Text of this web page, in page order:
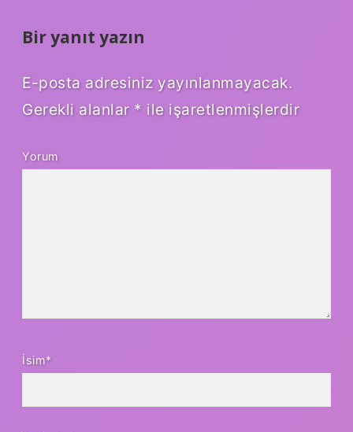
Bir yanıt yazın
E-posta adresiniz yayınlanmayacak.
Gerekli alanlar * ile işaretlenmişlerdir
Yorum
İsim*